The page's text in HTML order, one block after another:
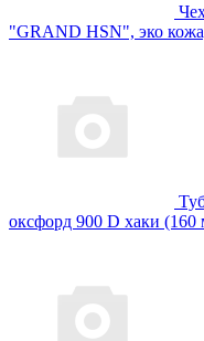
"GRAND HSN", эко
оксфорд 900 D хаки